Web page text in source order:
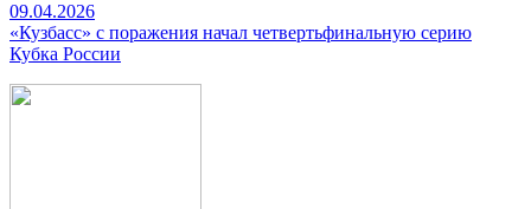
09.04.2026
«Кузбасс» с поражения начал четвертьфинальную серию
Кубка России